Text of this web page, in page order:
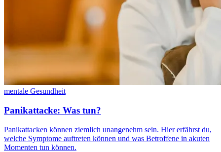
mentale Gesundheit
Panikattacke: Was tun?
Panikattacken können ziemlich unangenehm sein. Hier erfährst du,
welche Symptome auftreten können und was Betroffene in akuten
Momenten tun können.